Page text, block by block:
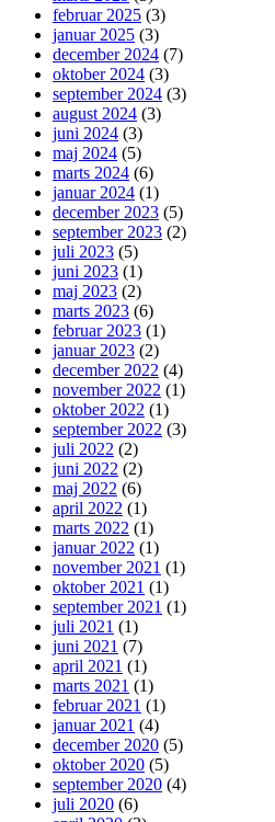
februar 2025 (3)
januar 2025 (3)
december 2024 (7)
oktober 2024 (3)
september 2024 (3)
august 2024 (3)
juni 2024 (3)
maj 2024 (5)
marts 2024 (6)
januar 2024 (1)
december 2023 (5)
september 2023 (2)
juli 2023 (5)
juni 2023 (1)
maj 2023 (2)
marts 2023 (6)
februar 2023 (1)
januar 2023 (2)
december 2022 (4)
november 2022 (1)
oktober 2022 (1)
september 2022 (3)
juli 2022 (2)
juni 2022 (2)
maj 2022 (6)
april 2022 (1)
marts 2022 (1)
januar 2022 (1)
november 2021 (1)
oktober 2021 (1)
september 2021 (1)
juli 2021 (1)
juni 2021 (7)
april 2021 (1)
marts 2021 (1)
februar 2021 (1)
januar 2021 (4)
december 2020 (5)
oktober 2020 (5)
september 2020 (4)
juli 2020 (6)